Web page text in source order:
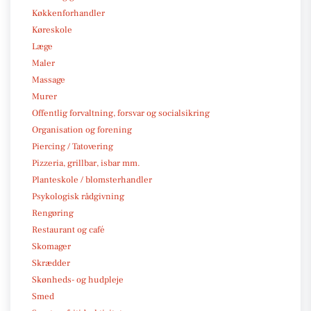
Køkkenforhandler
Køreskole
Læge
Maler
Massage
Murer
Offentlig forvaltning, forsvar og socialsikring
Organisation og forening
Piercing / Tatovering
Pizzeria, grillbar, isbar mm.
Planteskole / blomsterhandler
Psykologisk rådgivning
Rengøring
Restaurant og café
Skomager
Skrædder
Skønheds- og hudpleje
Smed